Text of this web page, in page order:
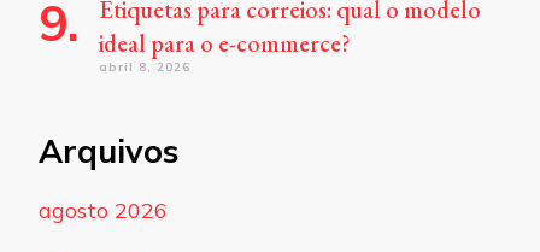
Etiquetas para correios: qual o modelo
ideal para o e-commerce?
abril 8, 2026
Arquivos
agosto 2026